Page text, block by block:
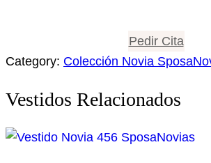
Pedir Cita
Category: Colección Novia
Vestidos Relacionados